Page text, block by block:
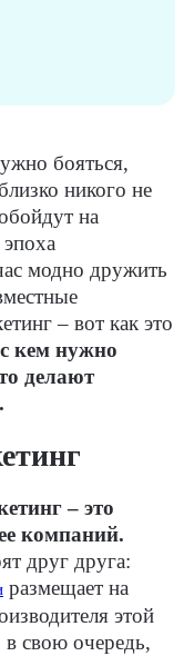
бояться,
никого не
на
модно дружить
– вот как это
кем нужно
делают
– это
компаний.
друг друга:
размещает на
этой
в свою очередь,